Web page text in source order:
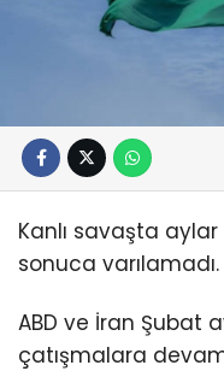
Kanlı savaşta
sonuca varılamadı.
ABD ve İran Şubat
çatışmalara